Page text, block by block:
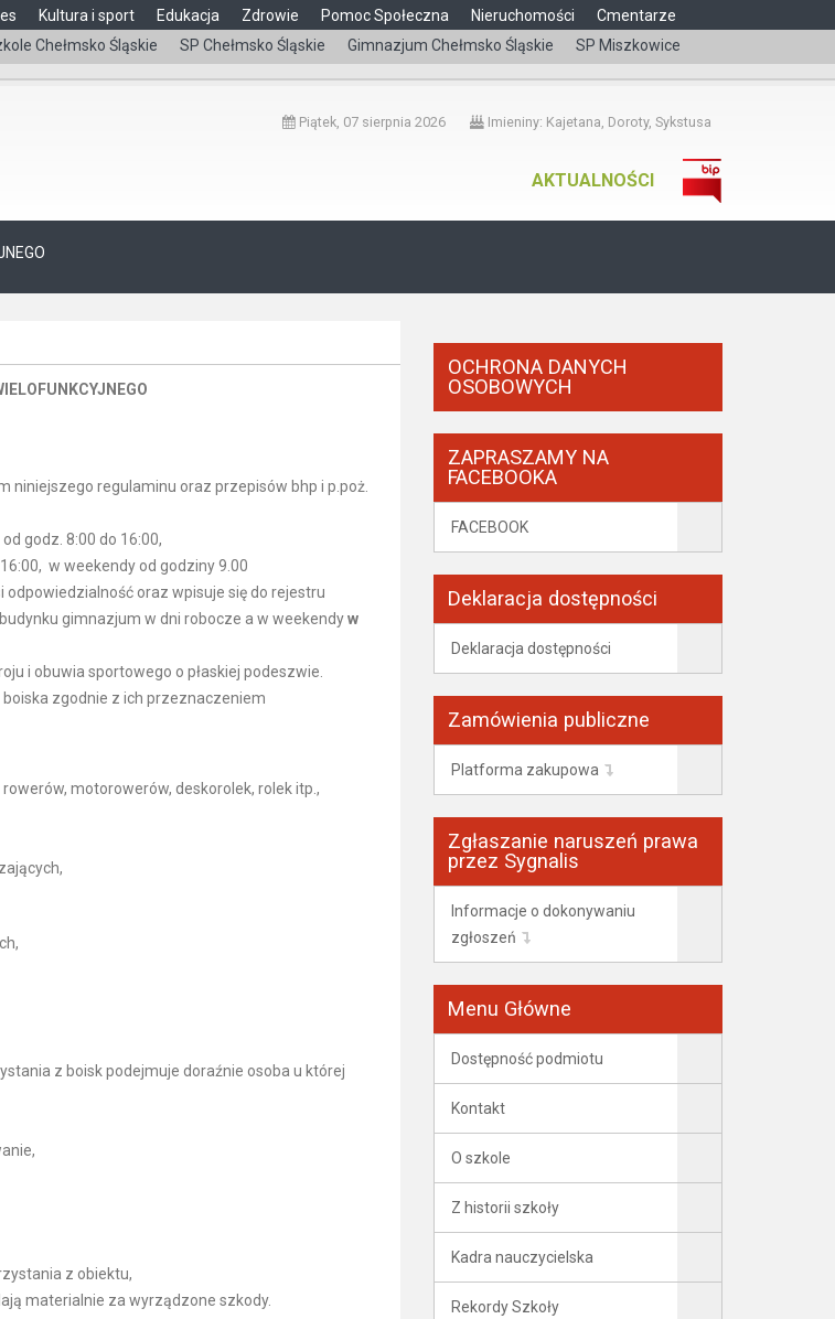
Kultura i sport
Edukacja
Chełmsko Śląskie SP Chełmsko Śląskie Gimnazjum Chełmsko Śląskie SP Miszkowice
Zdrowie Pomoc Społeczna Nieruchomości Cmentarze
čeština
Piątek, 07 sierpnia 2026 Imieniny: Kajetana, Doroty, Sykstusa
AKTUALNOŚCI
regulaminu oraz przepisów bhp i p.poż.
godz. 8:00 do 16:00,
w weekendy od godziny 9.00
oraz wpisuje się do rejestru
gimnazjum w dni robocze a w weekendyw
i obuwia sportowego o płaskiej podeszwie.
zgodnie z ich przeznaczeniem
motorowerów, deskorolek, rolek itp.,
z boisk podejmuje doraźnie osoba u której
z obiektu,
materialnie za wyrządzone szkody.
OCHRONA DANYCH
OSOBOWYCH
ZAPRASZAMY NA
FACEBOOKA
FACEBOOK
Deklaracja dostępności
Deklaracja dostępności
Zamówienia publiczne
Platforma zakupowa
Zgłaszanie naruszeń prawa
przez Sygnalis
Informacje o dokonywaniu
zgłoszeń
Menu Główne
Dostępność podmiotu
Kontakt
O szkole
Z historii szkoły
Kadra nauczycielska
Rekordy Szkoły